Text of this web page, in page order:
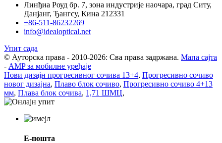
Линђиа Роуд бр. 7, зона индустрије наочара, град Ситу,
Данјанг, Ђангсу, Кина 212331
+86-511-86232269
info@idealoptical.net
Упит сада
© Ауторска права - 2010-2026: Сва права задржана. Мапа сајта
- AMP за мобилне уређаје
Нови дизајн прогресивног сочива 13+4, Прогресивно сочиво
новог дизајна, Плаво блок сочиво, Прогресивно сочиво 4+13
мм, Плава блок сочива, 1,71 ШМЦ,
Е-пошта